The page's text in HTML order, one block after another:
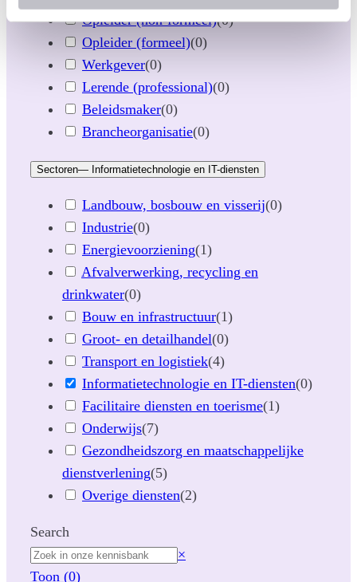
Opleider (non-formeel)(0)
Opleider (formeel)(0)
Werkgever(0)
Lerende (professional)(0)
Beleidsmaker(0)
Brancheorganisatie(0)
Sectoren— Informatietechnologie en IT-diensten
Landbouw, bosbouw en visserij(0)
Industrie(0)
Energievoorziening(1)
Afvalverwerking, recycling en
drinkwater(0)
Bouw en infrastructuur(1)
Groot- en detailhandel(0)
Transport en logistiek(4)
Informatietechnologie en IT-diensten(0)
Facilitaire diensten en toerisme(1)
Onderwijs(7)
Gezondheidszorg en maatschappelijke
dienstverlening(5)
Overige diensten(2)
Search
Z
o
×
Toon (0)